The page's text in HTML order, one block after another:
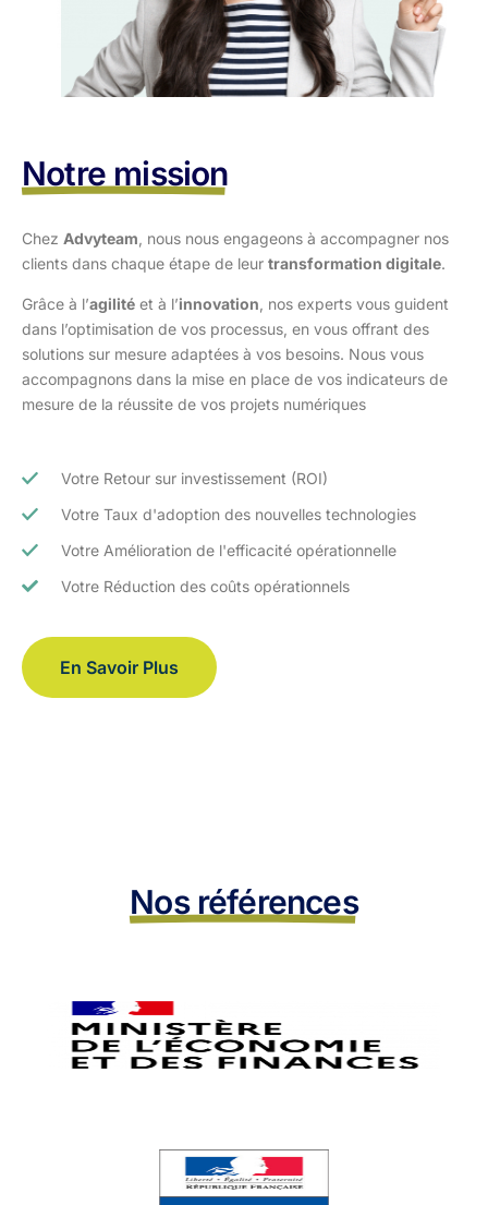
Notre mission
Chez Advyteam , nous nous engageons à accompagner nos
clients dans chaque étape de leur transformation digitale.
Grâce à l’agilité et à l’innovation , nos experts vous guident
dans l’optimisation de vos processus, en vous offrant des
solutions sur mesure adaptées à vos besoins. Nous vous
accompagnons dans la mise en place de vos indicateurs de
mesure de la réussite de vos projets numériques
Votre Retour sur investissement (ROI)
Votre Taux d'adoption des nouvelles technologies
Votre Amélioration de l'efficacité opérationnelle
Votre Réduction des coûts opérationnels
En Savoir Plus
Nos références